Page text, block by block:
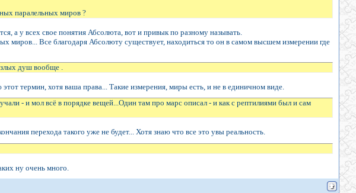
паралельных миров ?
а у всех свое понятия Абсолюта, вот и привык по разному называть.
миров... Все благодаря Абсолюту существует, находиться то он в самом высшем измерении где
злых душ вообще .
термин, хотя ваша права... Такие измерения, миры есть, и не в единичном виде.
- и мол всё в порядке вещей...Один там про марс описал - и как с рептилиями был и сам
перехода такого уже не будет... Хотя знаю что все это увы реальность.
ну очень много.